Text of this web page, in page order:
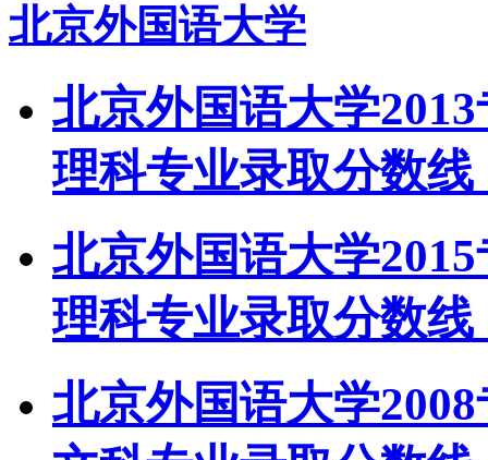
北京外国语大学
北京外国语大学
理科专业录取分数线
北京外国语大学
理科专业录取分数线
北京外国语大学